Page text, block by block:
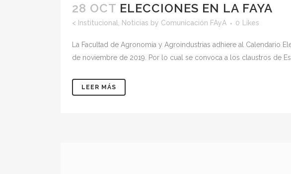
28 OCT ELECCIONES EN LA FAYA
< Institucional Noticias by Comunicación FAyA 0 Likes
La Facultad de Agronomía y Agroindustrias adhiere al Calendario
de noviembre de 2019. Por lo cual se convoca a los claustros de
LEER MÁS